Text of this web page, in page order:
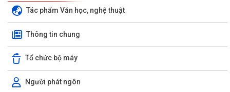
Tác phẩm Văn học, nghệ thuật
Thông tin chung
Tổ chức bộ máy
Người phát ngôn